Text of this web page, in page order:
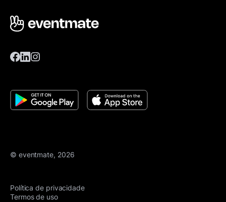
© eventmate, 2026
Política de privacidade
Termos de uso